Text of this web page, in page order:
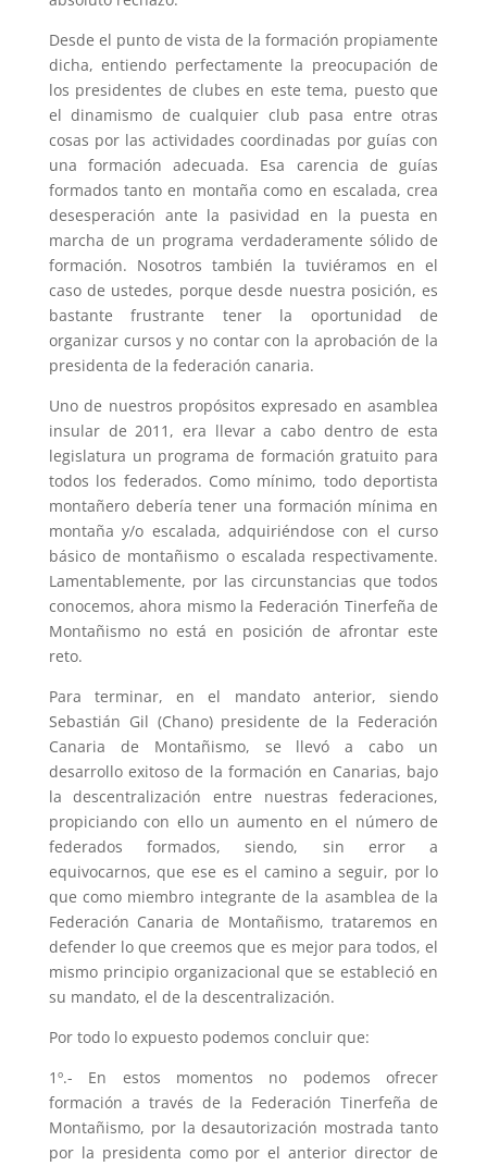
Desde el punto de vista de la formación propiamente
dicha, entiendo perfectamente la preocupación de
los presidentes de clubes en este tema, puesto que
el dinamismo de cualquier club pasa entre otras
cosas por las actividades coordinadas por guías con
una formación adecuada. Esa carencia de guías
formados tanto en montaña como en escalada, crea
desesperación ante la pasividad en la puesta en
marcha de un programa verdaderamente sólido de
formación. Nosotros también la tuviéramos en el
caso de ustedes, porque desde nuestra posición, es
bastante frustrante tener la oportunidad de
organizar cursos y no contar con la aprobación de la
presidenta de la federación canaria.
Uno de nuestros propósitos expresado en asamblea
insular de 2011, era llevar a cabo dentro de esta
legislatura un programa de formación gratuito para
todos los federados. Como mínimo, todo deportista
montañero debería tener una formación mínima en
montaña y/o escalada, adquiriéndose con el curso
básico de montañismo o escalada respectivamente.
Lamentablemente, por las circunstancias que todos
conocemos, ahora mismo la Federación Tinerfeña de
Montañismo no está en posición de afrontar este
reto.
Para terminar, en el mandato anterior, siendo
Sebastián Gil (Chano) presidente de la Federación
Canaria de Montañismo, se llevó a cabo un
desarrollo exitoso de la formación en Canarias, bajo
la descentralización entre nuestras federaciones,
propiciando con ello un aumento en el número de
federados formados, siendo, sin error a
equivocarnos, que ese es el camino a seguir, por lo
que como miembro integrante de la asamblea de la
Federación Canaria de Montañismo, trataremos en
defender lo que creemos que es mejor para todos, el
mismo principio organizacional que se estableció en
su mandato, el de la descentralización.
Por todo lo expuesto podemos concluir que:
1º.- En estos momentos no podemos ofrecer
formación a través de la Federación Tinerfeña de
Montañismo, por la desautorización mostrada tanto
por la presidenta como por el anterior director de